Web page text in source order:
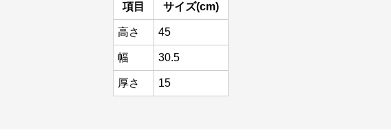
項目 サイズ(cm)
高さ 45
幅 30.5
厚さ 15